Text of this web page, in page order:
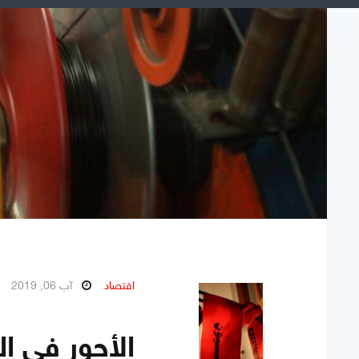
اقتصاد آب 06, 2019
الأجور في